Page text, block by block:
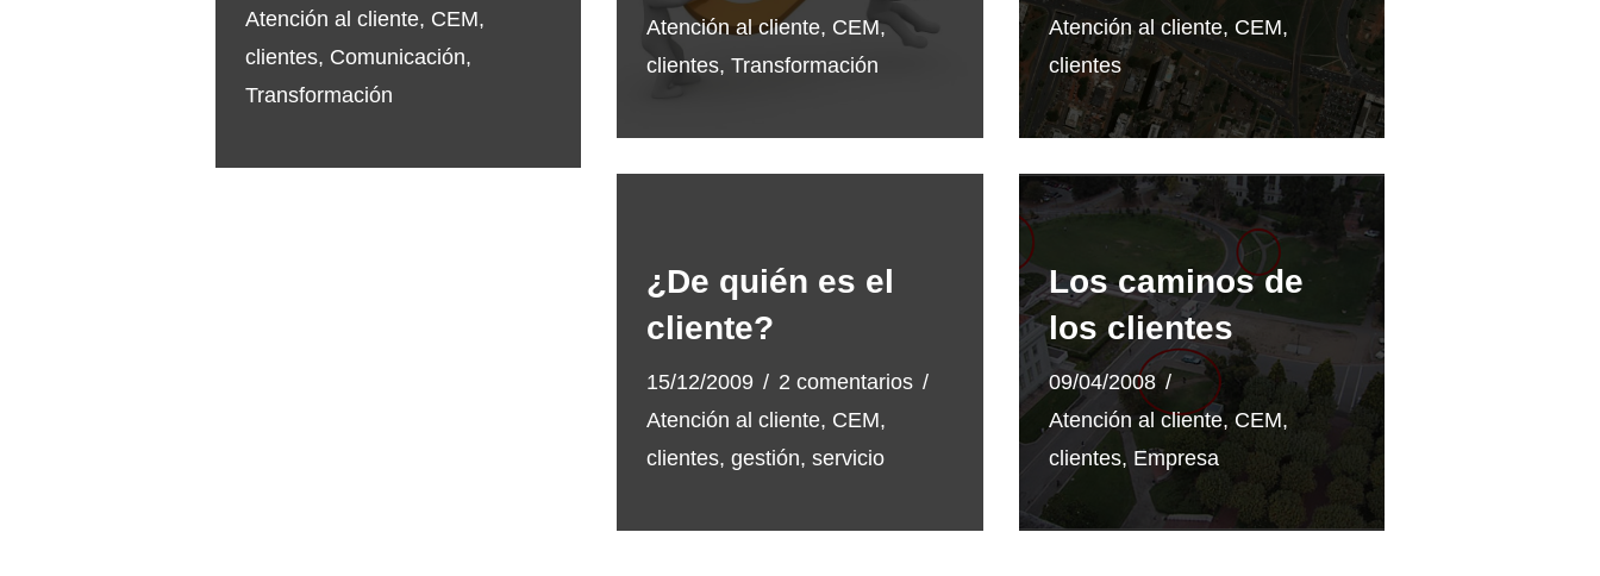
Atención al cliente, CEM,
clientes, Comunicación,
Transformación
Atención al cliente, CEM,
clientes,Transformación
Atención al cliente, CEM,
clientes
¿De quién es el
cliente?
15/12/2009
2 comentarios
Atención al cliente, CEM,
clientes,gestión,servicio
Los caminos de
los clientes
09/04/2008
Atención al cliente, CEM,
clientes, Empresa